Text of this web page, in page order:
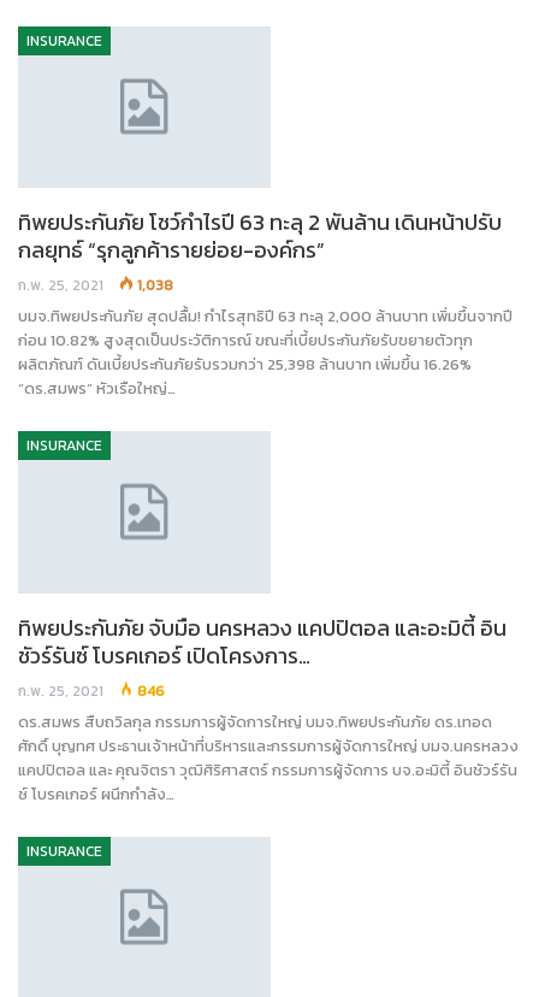
INSURANCE
ทิพยประกันภัย โชว์กำไรปี 63 ทะลุ 2 พันล้าน เดินหน้าปรับ
กลยุทธ์ “รุกลูกค้ารายย่อย-องค์กร”
ก.พ. 25, 2021 1,038
บมจ.ทิพยประกันภัย สุดปลื้ม! กำไรสุทธิปี 63 ทะลุ 2,000 ล้านบาท เพิ่มขึ้นจากปี
ก่อน 10.82% สูงสุดเป็นประวัติการณ์ ขณะที่เบี้ยประกันภัยรับขยายตัวทุก
ผลิตภัณฑ์ ดันเบี้ยประกันภัยรับรวมกว่า 25,398 ล้านบาท เพิ่มขึ้น 16.26%
“ดร.สมพร” หัวเรือใหญ่…
INSURANCE
ทิพยประกันภัย จับมือ นครหลวง แคปปิตอล และอะมิตี้ อิน
ชัวร์รันซ์ โบรคเกอร์ เปิดโครงการ…
ก.พ. 25, 2021 846
ดร.สมพร สืบถวิลกุล กรรมการผู้จัดการใหญ่ บมจ.ทิพยประกันภัย ดร.เทอด
ศักดิ์ บุญทศ ประธานเจ้าหน้าที่บริหารและกรรมการผู้จัดการใหญ่ บมจ.นครหลวง
แคปปิตอล และ คุณจิตรา วุฒิศิริศาสตร์ กรรมการผู้จัดการ บจ.อะมิตี้ อินชัวร์รัน
ซ์ โบรคเกอร์ ผนึกกำลัง…
INSURANCE